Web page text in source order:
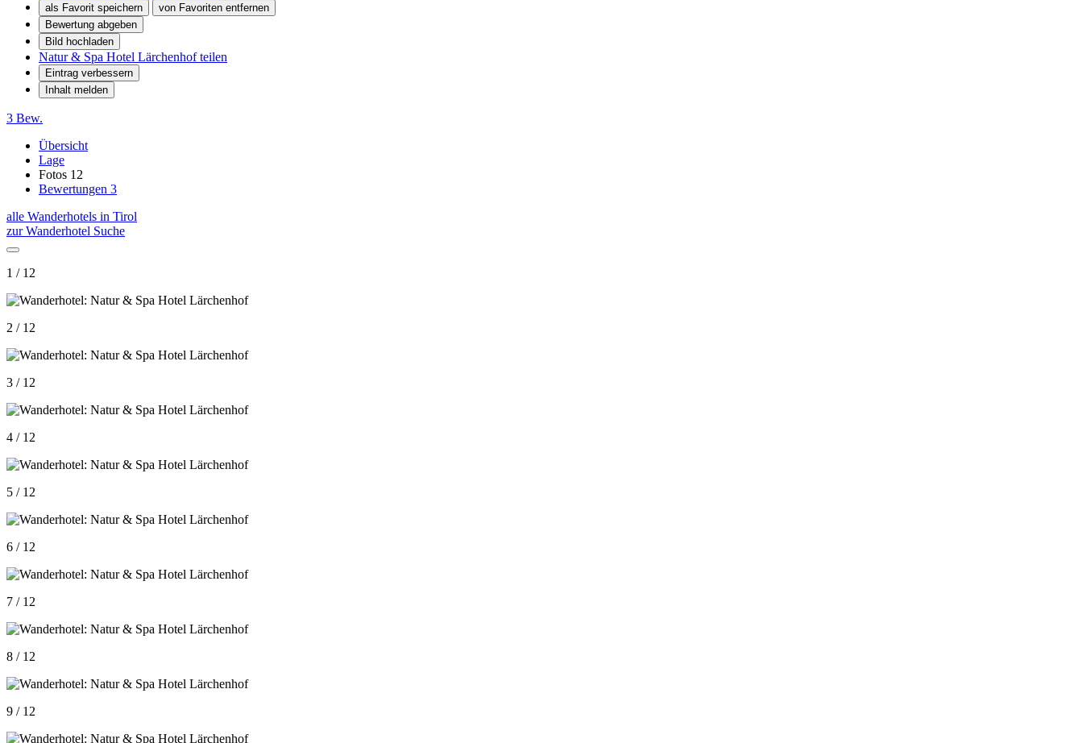
als Favorit speichern
von Favoriten entfernen
Bewertung abgeben
Bild hochladen
Natur & Spa Hotel Lärchenhof teilen
Eintrag verbessern
Inhalt melden
3 Bew.
Übersicht
Lage
Fotos 12
Bewertungen 3
alle Wanderhotels in Tirol
zur Wanderhotel Suche
1 / 12
2 / 12
3 / 12
4 / 12
5 / 12
6 / 12
7 / 12
8 / 12
9 / 12